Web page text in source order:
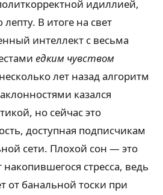
идиллией,
В итоге на свет
интеллект с весьма
едким чувством
лет назад алгоритм
казался
но сейчас это
доступная подписчикам
сети. Плохой сон — это
накопившегося стресса, ведь
от банальной тоски при